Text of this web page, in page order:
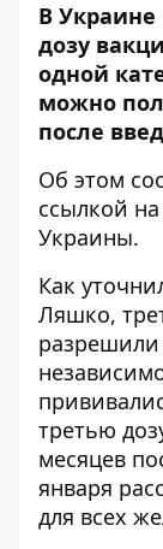
В
дозу
одной
можно
после
Об этом
ссылкой
Украины.
Как
Ляшко,
разрешили
третью
месяцев
января
для всех